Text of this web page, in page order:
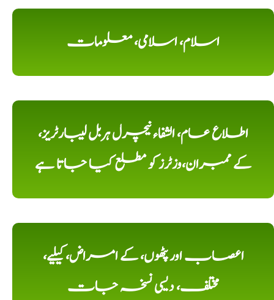
اسلام، اسلامی، معلومات
اطلاع عام، الشفاء نیچرل ہربل لیبارٹریز،
کے ممبران،وزٹرز کو مطلع کیا جاتا ہے
اعصاب اور پٹھوں، کے امراض، کیلیے،
مختلف، دیسی نسخہ جات